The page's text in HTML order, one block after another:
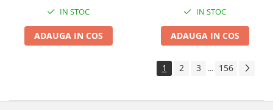
IN STOC
ADAUGA IN COS
IN STOC
ADAUGA IN COS
1 2 3 ... 156